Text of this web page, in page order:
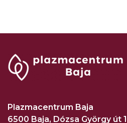
Plazmacentrum Baja
6500 Baja, Dózsa György út